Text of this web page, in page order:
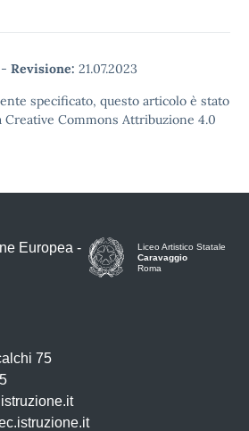
- Revisione: 21.07.2023
specificato, questo articolo è stato
Commons Attribuzione 4.0
Liceo Artistico Statale
Caravaggio
Roma
75